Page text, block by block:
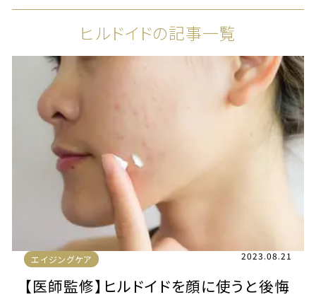
ヒルドイドの記事一覧
エイジングケア 2023.08.21
【医師監修】ヒルドイドを顔に使うと後悔